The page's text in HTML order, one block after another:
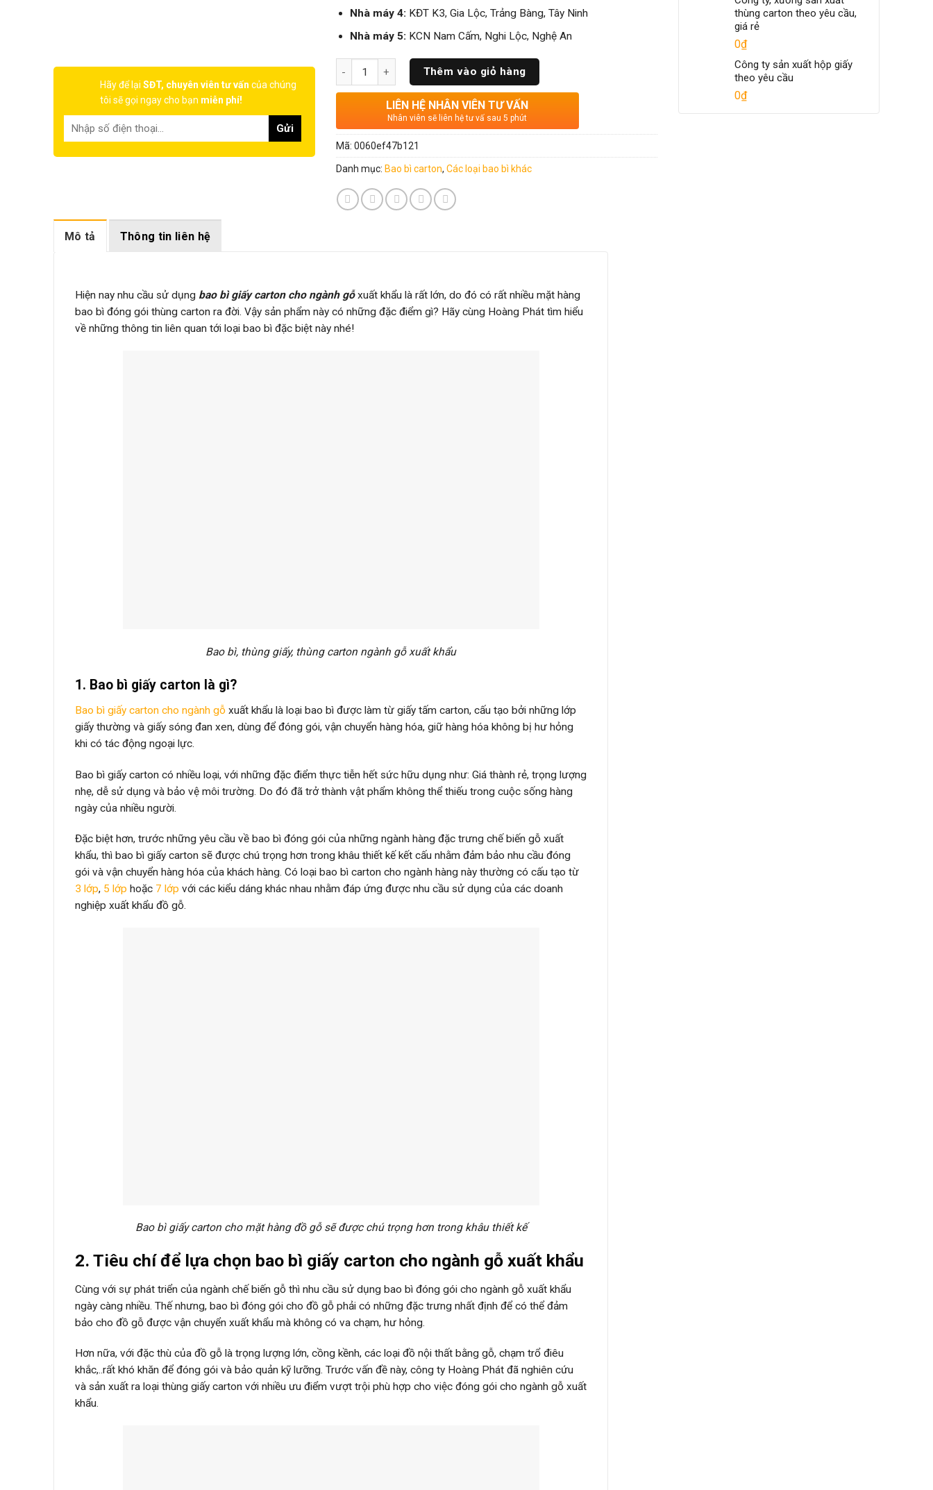
Hãy để lại SĐT, chuyên viên tư vấn của chúng
tôi sẽ gọi ngay cho bạn miễn phí!
Nhà máy 4: KĐT K3, Gia Lộc, Trảng Bàng, Tây Ninh
Nhà máy 5: KCN Nam Cấm, Nghi Lộc, Nghệ An
Thêm vào giỏ hàng
LIÊN HỆ NHÂN VIÊN TƯ VẤN
Nhân viên sẽ liên hệ tư vấ sau 5 phút
Mã: 0060ef47b121
Danh mục: Bao bì carton, Các loại bao bì khác
thùng carton theo yêu cầu,
giá rẻ
0₫
Công ty sản xuất hộp giấy
theo yêu cầu
0₫
Mô tả Thông tin liên hệ
Hiện nay nhu cầu sử dụng bao bì giấy carton cho ngành gỗxuất khẩu là rất lớn, do đó có rất nhiều mặt hàng
bao bì đóng gói thùng carton ra đời. Vậy sản phẩm này có những đặc điểm gì? Hãy cùng Hoàng Phát tìm hiểu
về những thông tin liên quan tới loại bao bì đặc biệt này nhé!
Bao bì, thùng giấy, thùng carton ngành gỗ xuất khẩu
1. Bao bì giấy carton là gì?
Bao bì giấy carton cho ngành gỗ xuất khẩu là loại bao bì được làm từ giấy tấm carton, cấu tạo bởi những lớp
giấy thường và giấy sóng đan xen, dùng để đóng gói, vận chuyển hàng hóa, giữ hàng hóa không bị hư hỏng
khi có tác động ngoại lực.
Bao bì giấy carton có nhiều loại, với những đặc điểm thực tiễn hết sức hữu dụng như: Giá thành rẻ, trọng lượng
nhẹ, dễ sử dụng và bảo vệ môi trường. Do đó đã trở thành vật phẩm không thể thiếu trong cuộc sống hàng
ngày của nhiều người.
Đặc biệt hơn, trước những yêu cầu về bao bì đóng gói của những ngành hàng đặc trưng chế biến gỗ xuất
khẩu, thì bao bì giấy carton sẽ được chú trọng hơn trong khâu thiết kế kết cấu nhằm đảm bảo nhu cầu đóng
gói và vận chuyển hàng hóa của khách hàng. Có loại bao bì carton cho ngành hàng này thường có cấu tạo từ
3 lớp, 5 lớp hoặc 7 lớp với các kiểu dáng khác nhau nhằm đáp ứng được nhu cầu sử dụng của các doanh
nghiệp xuất khẩu đồ gỗ.
Bao bì giấy carton cho mặt hàng đồ gỗ sẽ được chú trọng hơn trong khâu thiết kế
2. Tiêu chí để lựa chọn bao bì giấy carton cho ngành gỗ xuất khẩu
Cùng với sự phát triển của ngành chế biến gỗ thì nhu cầu sử dụng bao bì đóng gói cho ngành gỗ xuất khẩu
ngày càng nhiều. Thế nhưng, bao bì đóng gói cho đồ gỗ phải có những đặc trưng nhất định để có thể đảm
bảo cho đồ gỗ được vận chuyển xuất khẩu mà không có va chạm, hư hỏng.
Hơn nữa, với đặc thù của đồ gỗ là trọng lượng lớn, cồng kềnh, các loại đồ nội thất bằng gỗ, chạm trổ điêu
khắc,..rất khó khăn để đóng gói và bảo quản kỹ lưỡng. Trước vấn đề này, công ty Hoàng Phát đã nghiên cứu
và sản xuất ra loại thùng giấy carton với nhiều ưu điểm vượt trội phù hợp cho việc đóng gói cho ngành gỗ xuất
khẩu.